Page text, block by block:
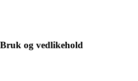
Bruk og vedlikehold